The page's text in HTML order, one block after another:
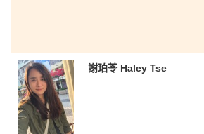
謝珀苓 Haley Tse